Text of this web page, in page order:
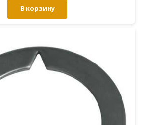
В корзину